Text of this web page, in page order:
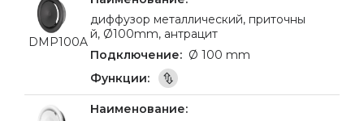
DMP100A
диффузор металлический, приточны
й, Ø100mm, антрацит
Ø 100 mm